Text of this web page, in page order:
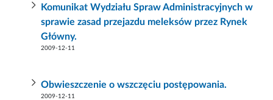
Komunikat Wydziału Spraw Administracyjnych w
sprawie zasad przejazdu meleksów przez Rynek
Główny.
2009-12-11
Obwieszczenie o wszczęciu postępowania.
2009-12-11